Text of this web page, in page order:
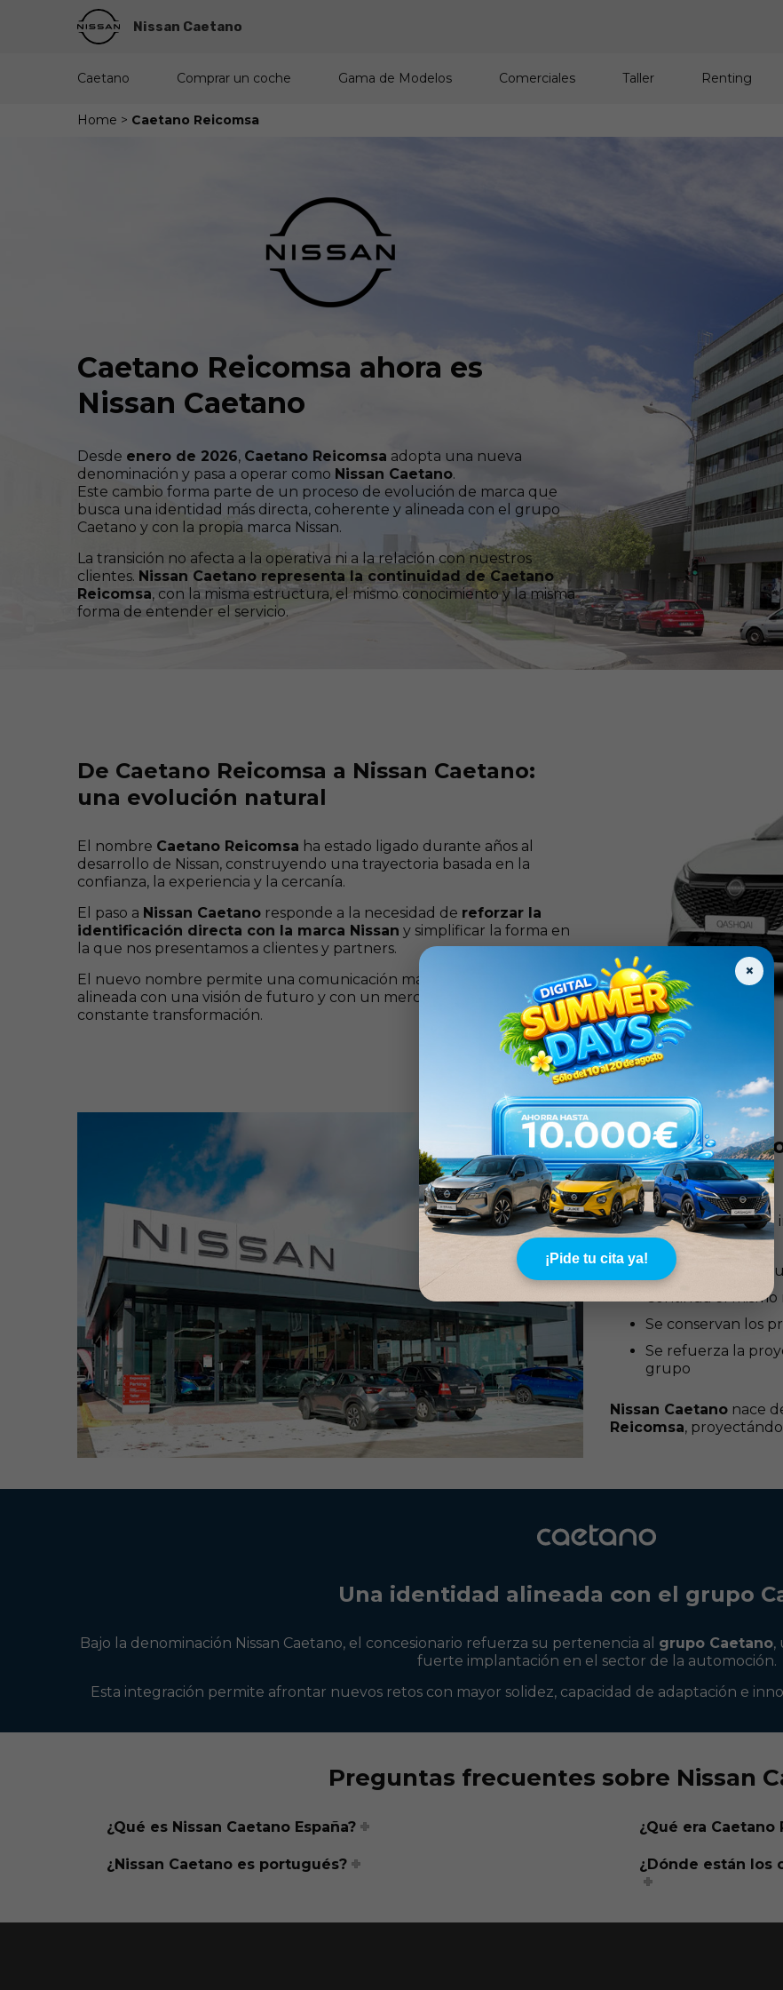
Nissan Caetano
Caetano Comprar un coche Gama de Modelos Comerciales Taller Renting
Home > Caetano Reicomsa
Caetano Reicomsa ahora es
Nissan Caetano
Desde enero de 2026, Caetano Reicomsa adopta una nueva
denominación y pasa a operar como Nissan Caetano.
Este cambio forma parte de un proceso de evolución de marca que
busca una identidad más directa, coherente y alineada con el grupo
Caetano y con la propia marca Nissan.
La transición no afecta a la operativa ni a la relación con nuestros
clientes. Nissan Caetano representa la continuidad de Caetano
Reicomsa, con la misma estructura, el mismo conocimiento y la misma
forma de entender el servicio.
De Caetano Reicomsa a Nissan Caetano:
una evolución natural
El nombre Caetano Reicomsa ha estado ligado durante años al
desarrollo de Nissan, construyendo una trayectoria basada en la
confianza, la experiencia y la cercanía.
El paso a Nissan Caetano responde a la necesidad de reforzar la
identificación directa con la marca Nissan y simplificar la forma en
la que nos presentamos a clientes y partners.
El nuevo nombre permite una comunicación más clara y coherente,
alineada con una visión de futuro y con un mercado de movilidad en
constante transformación.
Nissan
conoces
El cambio de nombre e
experiencia:
Se mantiene el
Continúa el mismo
Se conservan los
Se refuerza la
grupo
Nissan Caetano nace
Reicomsa,
Una identidad alineada con el grupo
Bajo la denominación Nissan Caetano, el concesionario refuerza su pertenencia al grupo Caetano,
fuerte implantación en el sector de la automoción.
Esta integración permite afrontar nuevos retos con mayor solidez, capacidad de adaptación e
Preguntas frecuentes sobre Nissan
¿Qué es Nissan Caetano España?
¿Nissan Caetano es portugués?
¿Qué era Caetano
¿Dónde están los
×
¡Pide tu cita ya!